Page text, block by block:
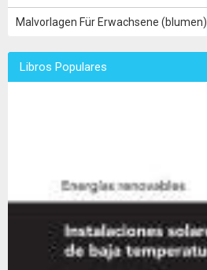
Malvorlagen Für Erwachsene (blumen)
Libros Populares